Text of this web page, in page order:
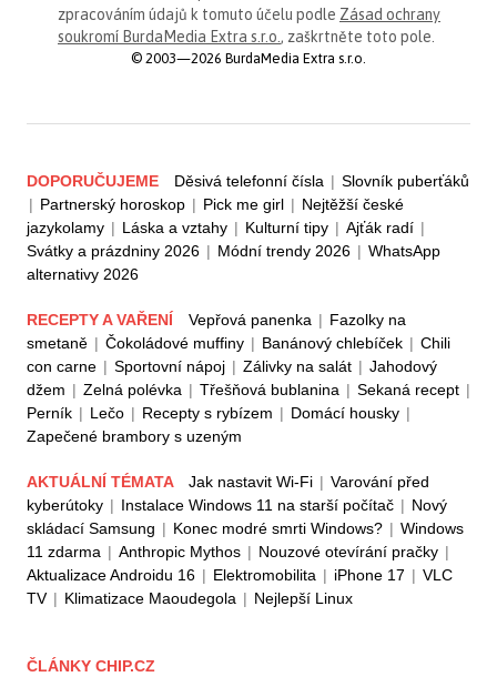
zpracováním údajů k tomuto účelu podle Zásad ochrany
soukromí BurdaMedia Extra s.r.o. , zaškrtněte toto pole.
© 2003—2026 BurdaMedia Extra s.r.o.
DOPORUČUJEME Děsivá telefonní čísla | Slovník puberťáků
| Partnerský horoskop | Pick me girl | Nejtěžší české
jazykolamy | Láska a vztahy | Kulturní tipy | Ajťák radí |
Svátky a prázdniny 2026 | Módní trendy 2026 | WhatsApp
alternativy 2026
RECEPTY A VAŘENÍ Vepřová panenka | Fazolky na
smetaně | Čokoládové muffiny | Banánový chlebíček | Chili
con carne | Sportovní nápoj | Zálivky na salát | Jahodový
džem | Zelná polévka | Třešňová bublanina | Sekaná recept |
Perník | Lečo | Recepty s rybízem | Domácí housky |
Zapečené brambory s uzeným
AKTUÁLNÍ TÉMATA Jak nastavit Wi-Fi | Varování před
kyberútoky | Instalace Windows 11 na starší počítač | Nový
skládací Samsung | Konec modré smrti Windows? | Windows
11 zdarma | Anthropic Mythos | Nouzové otevírání pračky |
Aktualizace Androidu 16 | Elektromobilita | iPhone 17 | VLC
TV | Klimatizace Maoudegola | Nejlepší Linux
ČLÁNKY CHIP.CZ